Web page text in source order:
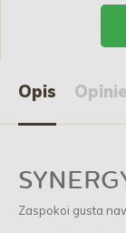
Opis Opinie
Zaspokoi gusta